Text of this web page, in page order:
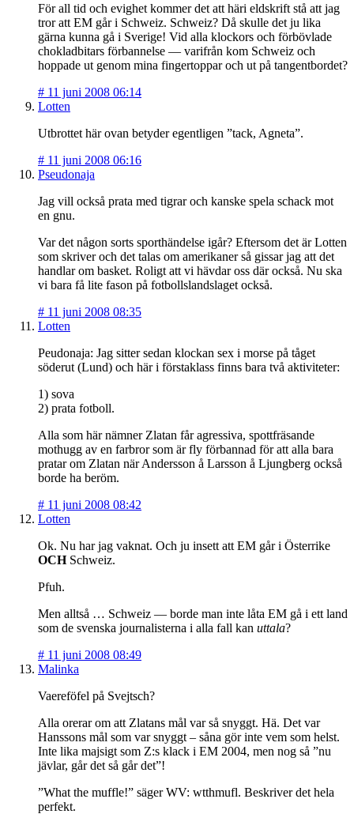
För all tid och evighet kommer det att häri eldskrift stå att jag
tror att EM går i Schweiz. Schweiz? Då skulle det ju lika
gärna kunna gå i Sverige! Vid alla klockors och förbövlade
chokladbitars förbannelse — varifrån kom Schweiz och
hoppade ut genom mina fingertoppar och ut på tangentbordet?
# 11 juni 2008 06:14
Lotten
Utbrottet här ovan betyder egentligen ”tack, Agneta”.
# 11 juni 2008 06:16
Pseudonaja
Jag vill också prata med tigrar och kanske spela schack mot
en gnu.
Var det någon sorts sporthändelse igår? Eftersom det är Lotten
som skriver och det talas om amerikaner så gissar jag att det
handlar om basket. Roligt att vi hävdar oss där också. Nu ska
vi bara få lite fason på fotbollslandslaget också.
# 11 juni 2008 08:35
Lotten
Peudonaja: Jag sitter sedan klockan sex i morse på tåget
söderut (Lund) och här i förstaklass finns bara två aktiviteter:
1) sova
2) prata fotboll.
Alla som här nämner Zlatan får agressiva, spottfräsande
mothugg av en farbror som är fly förbannad för att alla bara
pratar om Zlatan när Andersson å Larsson å Ljungberg också
borde ha beröm.
# 11 juni 2008 08:42
Lotten
Ok. Nu har jag vaknat. Och ju insett att EM går i Österrike
OCHSchweiz.
Pfuh.
Men alltså … Schweiz — borde man inte låta EM gå i ett land
som de svenska journalisterna i alla fall kan uttala?
# 11 juni 2008 08:49
Malinka
Vaereföfel på Svejtsch?
Alla orerar om att Zlatans mål var så snyggt. Hä. Det var
Hanssons mål som var snyggt – såna gör inte vem som helst.
Inte lika majsigt som Z:s klack i EM 2004, men nog så ”nu
jävlar, går det så går det”!
”What the muffle!” säger WV: wtthmufl. Beskriver det hela
perfekt.